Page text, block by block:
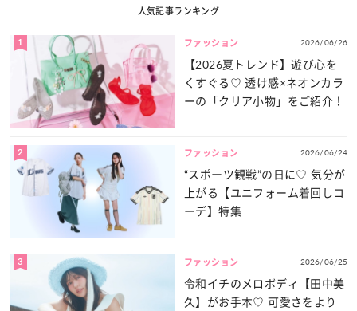
人気記事ランキング
1 ファッション 2026/06/26
【2026夏トレンド】遊び心を
くすぐる♡ 透け感×ネオンカラ
ーの「クリア小物」をご紹介！
2 ファッション 2026/06/24
“スポーツ観戦”の日に♡ 気分が
上がる【ユニフォーム着回しコ
ーデ】特集
3 ファッション 2026/06/25
令和イチのメロボディ【田中美
久】がお手本♡ 可愛さをより